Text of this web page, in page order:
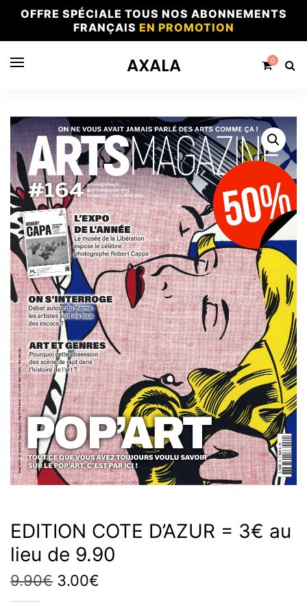
OFFRE SPÉCIALE TOUS NOS ABONNEMENTS
FRANÇAIS EN PROMOTION
AXALA 0
EDITION COTE D’AZUR = 3€ au
lieu de 9.90
9.90€ Le
3.00€